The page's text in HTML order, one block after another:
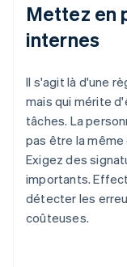
Mettez en
internes
Il s'agit là d'une
mais qui mérite
tâches. La
pas être la
Exigez des
importants.
détecter les
coûteuses.